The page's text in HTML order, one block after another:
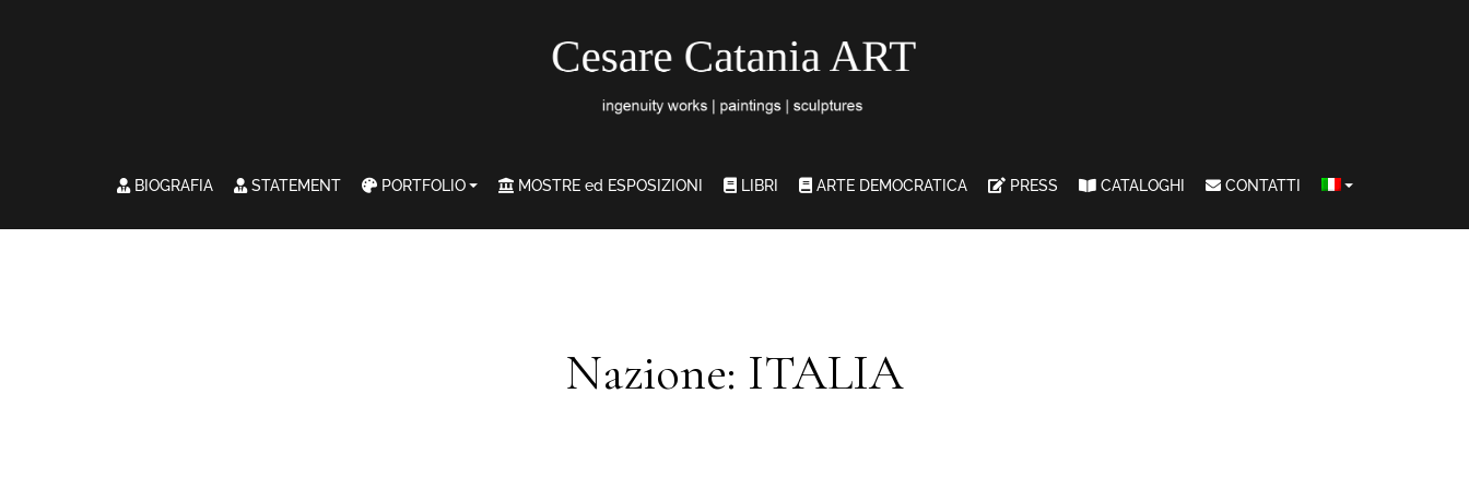
BIOGRAFIA STATEMENT PORTFOLIO MOSTRE ed ESPOSIZIONI LIBRI ARTE DEMOCRATICA PRESS CATALOGHI CONTATTI
Nazione: ITALIA